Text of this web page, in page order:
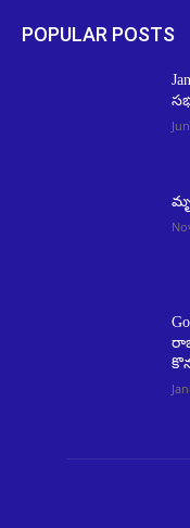
POPULAR POSTS